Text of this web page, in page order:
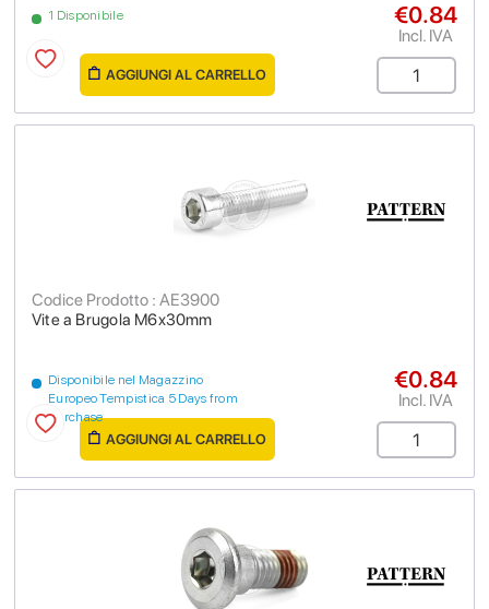
1 Disponibile €0.84
Incl. IVA
AGGIUNGI AL CARRELLO
Vite a Brugola M6x30mm
Codice Prodotto : AE3900
Disponibile nel Magazzino
Europeo Tempistica 5 Days from
purchase
€0.84
Incl. IVA
AGGIUNGI AL CARRELLO